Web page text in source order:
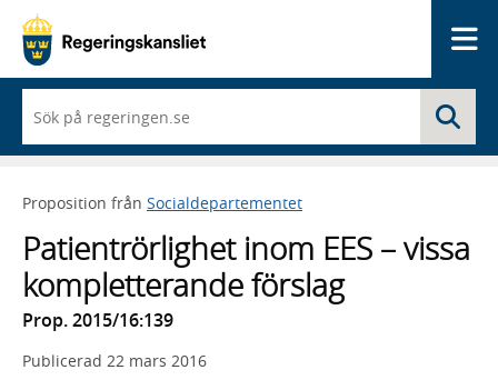
du
börjar
skriva
framträder
lista
med
sökförslag
Proposition från Socialdepartementet
Patientrörlighet inom EES – vissa
kompletterande förslag
Prop. 2015/16:139
Publicerad 22 mars 2016